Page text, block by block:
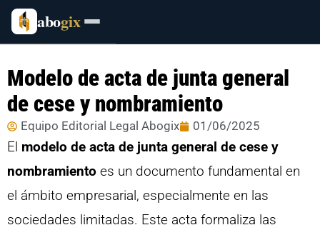
abogix
Modelo de acta de junta general
de cese y nombramiento
Equipo Editorial Legal Abogix 01/06/2025
El modelo de acta de junta general de cese y
nombramiento es un documento fundamental en
el ámbito empresarial, especialmente en las
sociedades limitadas. Este acta formaliza las